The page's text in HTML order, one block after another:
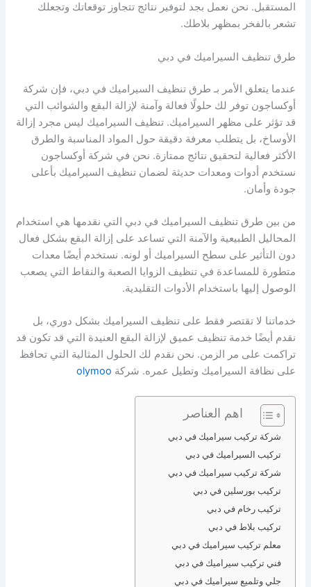
المستقبل. نحن نعمل بجد لتوفير نتائج تتجاوز توقعاتك وتجعلك
تشعر بالفخر بمظهر بلاطك.
طرق تنظيف السيراميك في دبي
عندما يتعلق الأمر بـ طرق تنظيف السيراميك في دبي، فإن شركة
أوكساجون توفر لك حلولًا فعالة وآمنة لإزالة البقع والشوائب التي
قد تؤثر على مظهر السيراميك. تنظيف السيراميك ليس مجرد إزالة
الأوساخ، بل يتطلب معرفة دقيقة حول المواد المناسبة والطرق
الأكثر فعالية لتحقيق نتائج ممتازة. نحن في شركة أوكساجون
نستخدم أدوات ومعدات حديثة لضمان تنظيف السيراميك بأعلى
جودة وأمان.
من بين طرق تنظيف السيراميك في دبي التي نقدمها هي استخدام
المحاليل الطبيعية والآمنة التي تساعد على إزالة البقع بشكل فعال
دون التأثير على سطح السيراميك أو لونه. نستخدم أيضًا معدات
متطورة للمساعدة في تنظيف الزوايا الصعبة والنقاط التي يصعب
الوصول إليها باستخدام الأدوات التقليدية.
خدماتنا لا تقتصر فقط على تنظيف السيراميك بشكل دوري، بل
نقدم أيضًا خدمة تنظيف عميق لإزالة البقع العنيدة التي قد تكون قد
تراكمت على مر الزمن. نحن نقدم لك الحلول المثالية التي تحافظ
على نظافة السيراميك وتطيل عمره. شركة olymoo
اهم العناصر
شركة تركيب سيراميك في دبي
تركيب السيراميك في دبي
شركة تركيب سيراميك في دبي
تركيب بورسلين في دبي
تركيب رخام في دبي
تركيب بلاط في دبي
معلم تركيب سيراميك في دبي
فني تركيب سيراميك في دبي
جلي وتلميع سيراميك في دبي